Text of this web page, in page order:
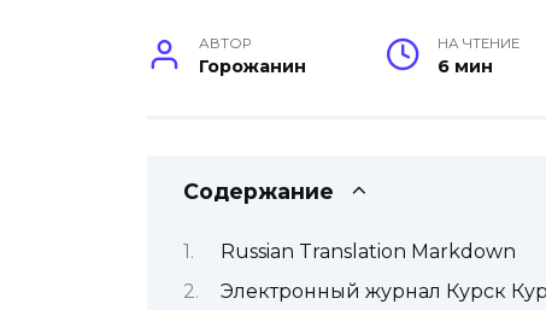
АВТОР
Горожанин
НА ЧТЕНИЕ
6 мин
Содержание
Russian Translation Markdown
Электронный журнал Курск